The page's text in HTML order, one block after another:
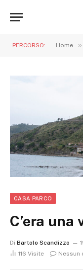
PERCORSO: Home »
CASA PARCO
C’era una
Di Bartolo Scandizzo
116 Visite Nessun